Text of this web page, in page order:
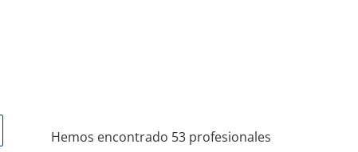
Hemos encontrado 53 profesionales